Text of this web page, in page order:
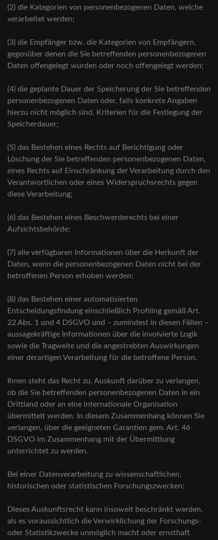
(2) die Kategorien von personenbezogenen Daten, welche
verarbeitet werden;
(3) die Empfänger bzw. die Kategorien von Empfängern,
gegenüber denen die Sie betreffenden personenbezogenen
Daten offengelegt wurden oder noch offengelegt werden;
(4) die geplante Dauer der Speicherung der Sie betreffenden
personenbezogenen Daten oder, falls konkrete Angaben
hierzu nicht möglich sind, Kriterien für die Festlegung der
Speicherdauer;
(5) das Bestehen eines Rechts auf Berichtigung oder
Löschung der Sie betreffenden personenbezogenen Daten,
eines Rechts auf Einschränkung der Verarbeitung durch den
Verantwortlichen oder eines Widerspruchsrechts gegen
diese Verarbeitung;
(6) das Bestehen eines Beschwerderechts bei einer
Aufsichtsbehörde;
(7) alle verfügbaren Informationen über die Herkunft der
Daten, wenn die personenbezogenen Daten nicht bei der
betroffenen Person erhoben werden;
(8) das Bestehen einer automatisierten
Entscheidungsfindung einschließlich Profiling gemäß Art.
22 Abs. 1 und 4 DSGVO und – zumindest in diesen Fällen –
aussagekräftige Informationen über die involvierte Logik
sowie die Tragweite und die angestrebten Auswirkungen
einer derartigen Verarbeitung für die betroffene Person.
Ihnen steht das Recht zu, Auskunft darüber zu verlangen,
ob die Sie betreffenden personenbezogenen Daten in ein
Drittland oder an eine internationale Organisation
übermittelt werden. In diesem Zusammenhang können Sie
verlangen, über die geeigneten Garantien gem. Art. 46
DSGVO im Zusammenhang mit der Übermittlung
unterrichtet zu werden.
Bei einer Datenverarbeitung zu wissenschaftlichen,
historischen oder statistischen Forschungszwecken:
Dieses Auskunftsrecht kann insoweit beschränkt werden,
als es voraussichtlich die Verwirklichung der Forschungs-
oder Statistikzwecke unmöglich macht oder ernsthaft